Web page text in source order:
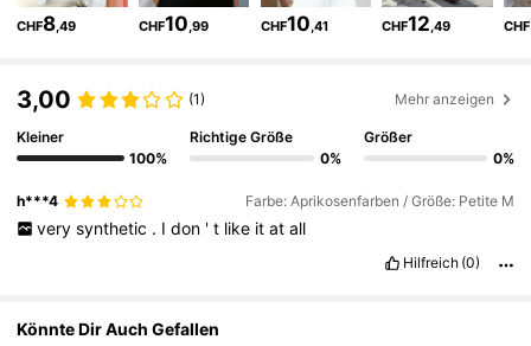
2.3M Follower
4,83 2.3M Follower
4,83 2.3M Follower
CHF8,49 CHF10,99 CHF10,41 CHF12,49 CHF
3,00 (1) Mehr anzeigen
Kleiner
100%
Richtige Größe
0%
Größer
0%
h***4 Farbe: Aprikosenfarben / Größe: Petite M
very synthetic . I don ' t like it at all
Hilfreich (0)
Könnte Dir Auch Gefallen